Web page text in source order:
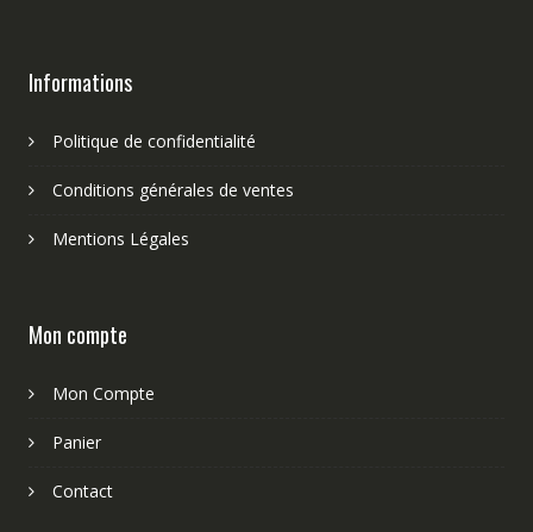
Informations
Politique de confidentialité
Conditions générales de ventes
Mentions Légales
Mon compte
Mon Compte
Panier
Contact